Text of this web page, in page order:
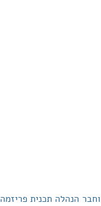
הנהלה תכנית פריזמה